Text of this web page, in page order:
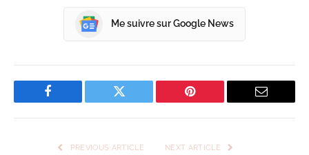
Me suivre sur Google News
Facebook Twitter Pinterest Email
PREVIOUS ARTICLE NEXT ARTICLE